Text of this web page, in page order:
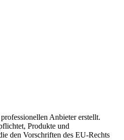
Anbieter erstellt.
Produkte und
den Vorschriften des EU-Rechts